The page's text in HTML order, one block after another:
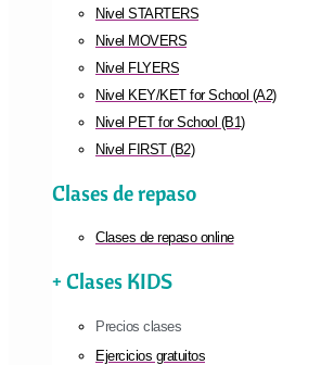
Nivel STARTERS
Nivel MOVERS
Nivel FLYERS
Nivel KEY/KET for School (A2)
Nivel PET for School (B1)
Nivel FIRST (B2)
Clases de repaso
Clases de repaso online
+ Clases KIDS
Precios clases
Ejercicios gratuitos